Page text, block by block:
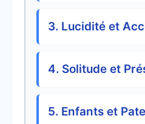
3. Lucidité et
4. Solitude et
5. Enfants et